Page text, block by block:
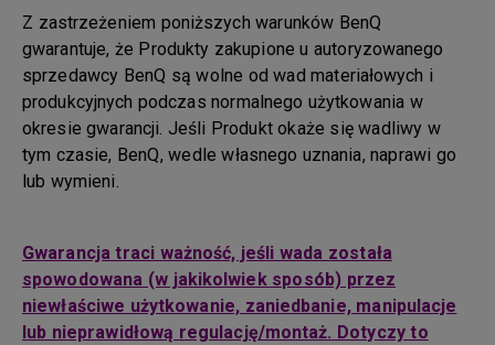
Z zastrzeżeniem poniższych warunków BenQ
gwarantuje, że Produkty zakupione u autoryzowanego
sprzedawcy BenQ są wolne od wad materiałowych i
produkcyjnych podczas normalnego użytkowania w
okresie gwarancji. Jeśli Produkt okaże się wadliwy w
tym czasie, BenQ, wedle własnego uznania, naprawi go
lub wymieni.
Gwarancja traci ważność, jeśli wada została
spowodowana (w jakikolwiek sposób) przez
niewłaściwe użytkowanie, zaniedbanie, manipulacje
lub nieprawidłową regulację/montaż. Dotyczy to